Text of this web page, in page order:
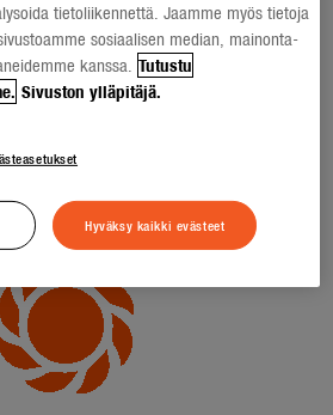
tietoliikennettä. Jaamme myös tietoja
sosiaalisen median, mainonta-
kanssa. Tutustu
Sivuston ylläpitäjä.
Hyväksy kaikki evästeet